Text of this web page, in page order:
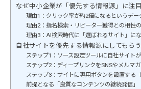
なぜ中小企業が「優先する情報源」に注
理由1：クリック率が約2倍になるというデー
理由2：指名検索・リピーター獲得との相性
理由3：AI検索時代に「選ばれるサイト」に
自社サイトを優先する情報源にしてもら
ステップ1：ソース設定ツールに自社サイト
ステップ2：ディープリンクをSNSやメルマ
ステップ3：サイトに専用ボタンを設置する
前提となる「良質なコンテンツの継続発信」